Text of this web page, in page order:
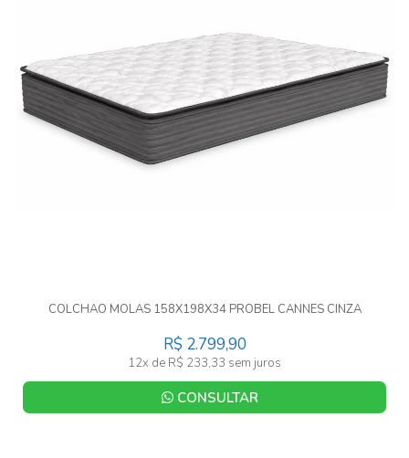
COLCHAO MOLAS 158X198X34 PROBEL CANNES CINZA
R$ 2.799,90
12x de R$ 233,33 sem juros
CONSULTAR